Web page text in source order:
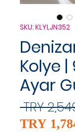
SKU: KLYLJN352
Kolye |
Ayar
TRY
TRY